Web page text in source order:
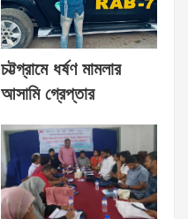
চট্টগ্রামে ধর্ষণ মামলার
আসামি গ্রেপ্তার